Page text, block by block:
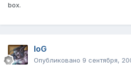
box.
IoG
Опубликовано 9 сентября,